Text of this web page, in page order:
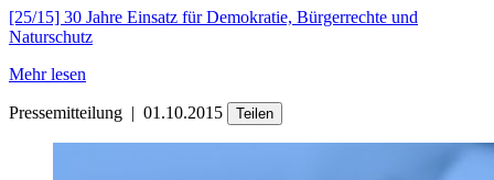
[25/15] 30 Jahre Einsatz für Demokratie, Bürgerrechte und
Naturschutz
Mehr lesen
Pressemitteilung | 01.10.2015 Teilen